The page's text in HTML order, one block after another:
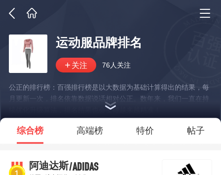
运动服品牌排名
76人关注
公正的排行榜：百强排行榜是以大数据为基础计算得出的结果，每
月更新一次，排名依靠数据说话相对公正。数年来，我们一直在持
续优化升级算法，排名结果也会变得越来越精准！
*说明：仅展示部分数据
综合榜 高端榜 特价 帖子
阿迪达斯/ADIDAS